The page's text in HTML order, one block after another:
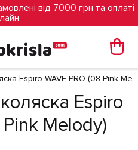
від 7000 грн та оплаті
Espiro WAVE PRO (08 Pink
Espiro
Melody)